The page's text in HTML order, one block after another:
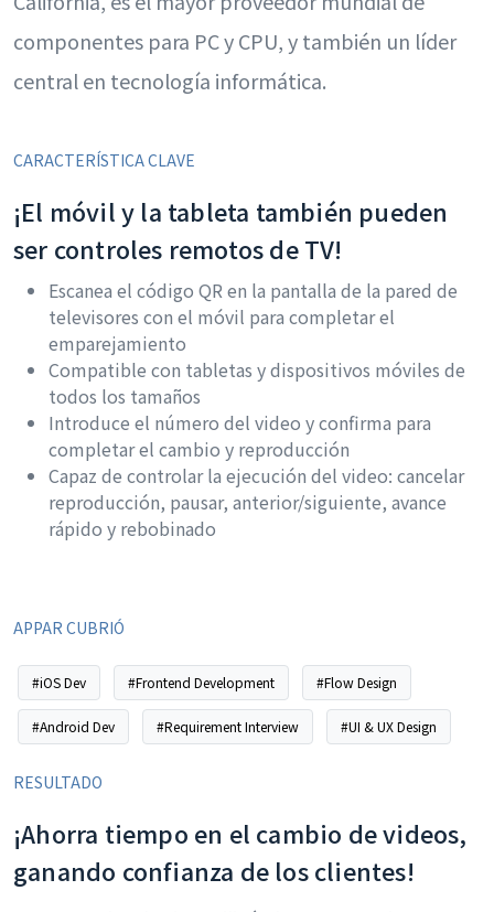
componentes para PC y CPU, y también un líder
central en tecnología informática.
CARACTERÍSTICA CLAVE
¡El móvil y la tableta también pueden
ser controles remotos de TV!
Escanea el código QR en la pantalla de la pared de
televisores con el móvil para completar el
emparejamiento
Compatible con tabletas y dispositivos móviles de
todos los tamaños
Introduce el número del video y confirma para
completar el cambio y reproducción
Capaz de controlar la ejecución del video: cancelar
reproducción, pausar, anterior/siguiente, avance
rápido y rebobinado
APPAR CUBRIÓ
#iOS Dev #Frontend Development #Flow Design
#Android Dev #Requirement Interview #UI & UX Design
RESULTADO
¡Ahorra tiempo en el cambio de videos,
ganando confianza de los clientes!